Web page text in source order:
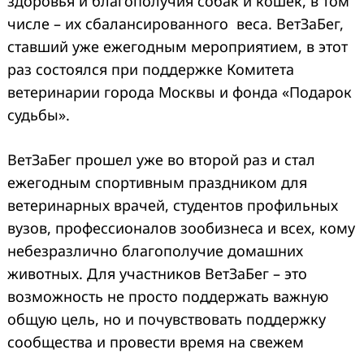
числе – их сбалансированного веса. ВетЗаБег,
ставший уже ежегодным мероприятием, в этот
раз состоялся при поддержке Комитета
ветеринарии города Москвы и фонда «Подарок
судьбы».
ВетЗаБег прошел уже во второй раз и стал
ежегодным спортивным праздником для
ветеринарных врачей, студентов профильных
вузов, профессионалов зообизнеса и всех, кому
небезразлично благополучие домашних
животных. Для участников ВетЗаБег – это
возможность не просто поддержать важную
общую цель, но и почувствовать поддержку
сообщества и провести время на свежем